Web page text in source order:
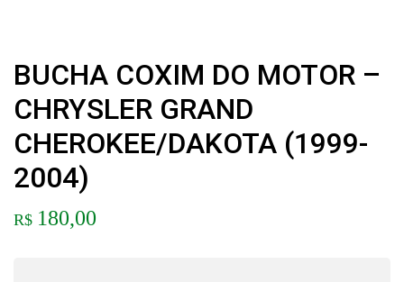
BUCHA COXIM DO MOTOR –
CHRYSLER GRAND
CHEROKEE/DAKOTA (1999-
2004)
R$ 180,00